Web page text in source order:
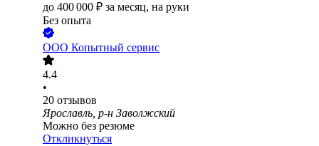
до 400 000 ₽ за месяц, на руки
Без опыта
ООО Копытный сервис
4.4
•
20 отзывов
Ярославль, р-н Заволжский
Можно без резюме
Откликнуться